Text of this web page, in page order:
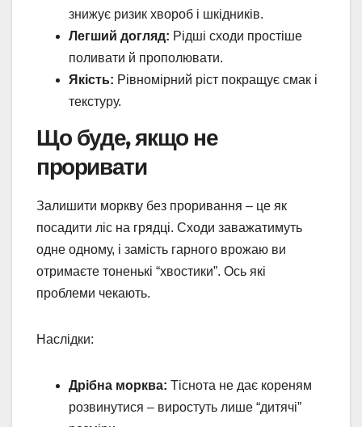
знижує ризик хвороб і шкідників.
Легший догляд: Рідші сходи простіше
поливати й прополювати.
Якість: Рівномірний ріст покращує смак і
текстуру.
Що буде, якщо не
проривати
Залишити моркву без проривання – це як
посадити ліс на грядці. Сходи заважатимуть
одне одному, і замість гарного врожаю ви
отримаєте тоненькі “хвостики”. Ось які
проблеми чекають.
Наслідки:
Дрібна морква: Тіснота не дає кореням
розвинутися – виростуть лише “дитячі”